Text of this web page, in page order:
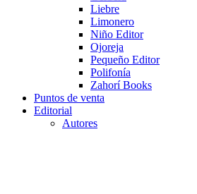
Liebre
Limonero
Niño Editor
Ojoreja
Pequeño Editor
Polifonía
Zahorí Books
Puntos de venta
Editorial
Autores